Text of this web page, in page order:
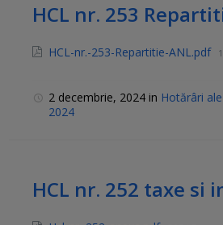
HCL nr. 253
HCL-nr.-253-Repartitie-ANL.pdf
2 decembrie, 2024 in Hotărâri
2024
HCL nr. 252 taxe si